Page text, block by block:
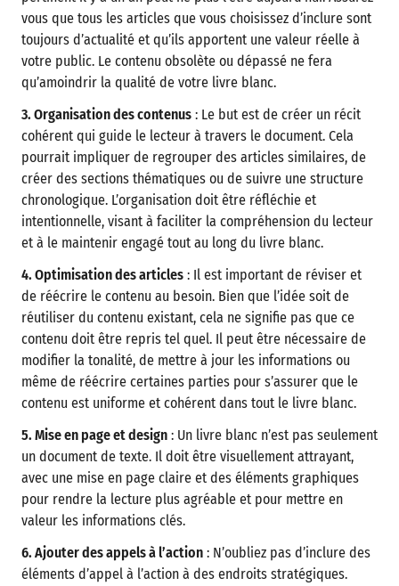
vous que tous les articles que vous choisissez d’inclure sont
toujours d’actualité et qu’ils apportent une valeur réelle à
votre public. Le contenu obsolète ou dépassé ne fera
qu’amoindrir la qualité de votre livre blanc.
3. Organisation des contenus : Le but est de créer un récit
cohérent qui guide le lecteur à travers le document. Cela
pourrait impliquer de regrouper des articles similaires, de
créer des sections thématiques ou de suivre une structure
chronologique. L’organisation doit être réfléchie et
intentionnelle, visant à faciliter la compréhension du lecteur
et à le maintenir engagé tout au long du livre blanc.
4. Optimisation des articles : Il est important de réviser et
de réécrire le contenu au besoin. Bien que l’idée soit de
réutiliser du contenu existant, cela ne signifie pas que ce
contenu doit être repris tel quel. Il peut être nécessaire de
modifier la tonalité, de mettre à jour les informations ou
même de réécrire certaines parties pour s’assurer que le
contenu est uniforme et cohérent dans tout le livre blanc.
5. Mise en page et design : Un livre blanc n’est pas seulement
un document de texte. Il doit être visuellement attrayant,
avec une mise en page claire et des éléments graphiques
pour rendre la lecture plus agréable et pour mettre en
valeur les informations clés.
6. Ajouter des appels à l’action : N’oubliez pas d’inclure des
éléments d’appel à l’action à des endroits stratégiques.